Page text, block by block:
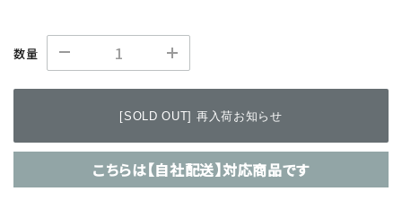
数量
[SOLD OUT] 再入荷お知らせ
こちらは【自社配送】対応商品です